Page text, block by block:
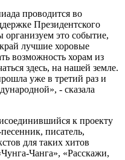
проводится во
Президентского
это событие,
лучшие хоровые
возможность хорам из
здесь, на нашей земле.
уже в третий раз и
- сказала
к проекту
писатель,
для таких хитов
Чанга», «Расскажи,